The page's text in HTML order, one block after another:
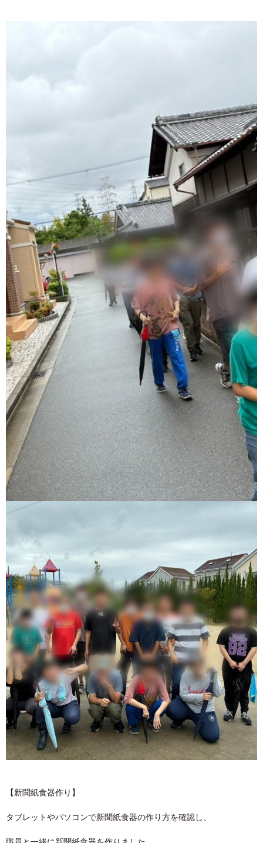
【新聞紙食器作り】
タブレットやパソコンで新聞紙食器の作り方を確認し、